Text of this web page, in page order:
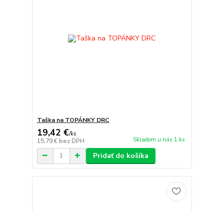
Taška na TOPÁNKY DRC
19,42 €/ks
15,79 € bez DPH Skladom u nás 1 ks
Pridať do košíka